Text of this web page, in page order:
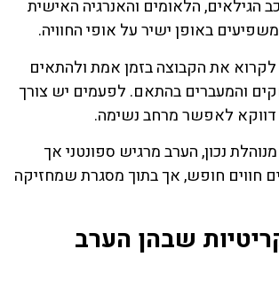
הגילאים, הלאומים והאנרגיה האישית
באופן ישיר על אופי החוויה.
לקרוא את הקבוצה בזמן אמת ולהתאים
והמעברים בהתאם. לפעמים יש צורך
דווקא לאפשר מרחב נשימה.
נכון, הערב מרגיש ספונטני אך
חווים חופש, אך בתוך מסגרת שמחזיקה
שבהן הערב